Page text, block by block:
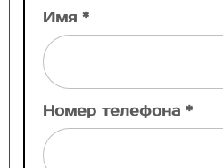
Имя *
Номер телефона *